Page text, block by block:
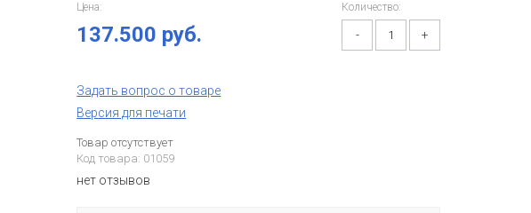
Количество:
- +
Цена:
137.500 руб.
Задать вопрос о товаре
Версия для печати
Товар отсутствует
Код товара: 01059
нет отзывов